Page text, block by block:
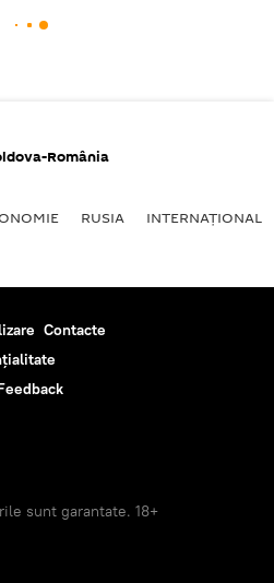
România
RUSIA INTERNAŢIONAL
Contacte
sunt garantate. 18+